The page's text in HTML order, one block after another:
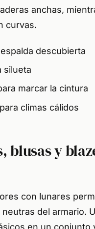
anchas,
curvas.
descubierta
silueta
marcar la cintura
climas cálidos
blusas y
con lunares
neutras del armario.
en un conjunto